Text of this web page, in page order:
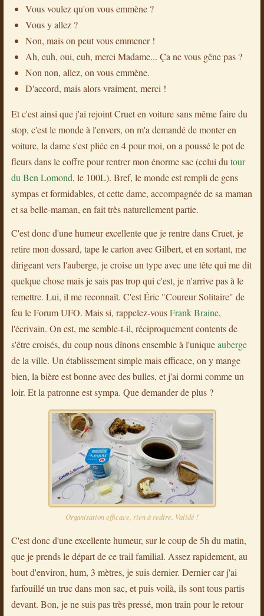
Vous voulez qu'on vous emmène ?
Vous y allez ?
Non, mais on peut vous emmener !
Ah, euh, oui, euh, merci Madame... Ça ne vous gêne pas ?
Non non, allez, on vous emmène.
D'accord, mais alors vraiment, merci !
Et c'est ainsi que j'ai rejoint Cruet en voiture sans même faire du
stop, c'est le monde à l'envers, on m'a demandé de monter en
voiture, la dame s'est pliée en 4 pour moi, on a poussé le pot de
fleurs dans le coffre pour rentrer mon énorme sac (celui du tour
du Ben Lomond, le 100L). Bref, le monde est rempli de gens
sympas et formidables, et cette dame, accompagnée de sa maman
et sa belle-maman, en fait très naturellement partie.
C'est donc d'une humeur excellente que je rentre dans Cruet, je
retire mon dossard, tape le carton avec Gilbert, et en sortant, me
dirigeant vers l'auberge, je croise un type avec une tête qui me dit
quelque chose mais je sais pas trop qui c'est, je n'arrive pas à le
remettre. Lui, il me reconnaît. C'est Éric "Coureur Solitaire" de
feu le Forum UFO. Mais si, rappelez-vousFrank Braine,
l'écrivain. On est, me semble-t-il, réciproquement contents de
s'être croisés, du coup nous dînons ensemble à l'uniqueauberge
de la ville. Un établissement simple mais efficace, on y mange
bien, la bière est bonne avec des bulles, et j'ai dormi comme un
loir. Et la patronne est sympa. Que demander de plus ?
Organisation efficace, rien à redire. Validé !
C'est donc d'une excellente humeur, sur le coup de 5h du matin,
que je prends le départ de ce trail familial. Assez rapidement, au
bout d'environ, hum, 3 mètres, je suis dernier. Dernier car j'ai
farfouillé un truc dans mon sac, et puis voilà, ils sont tous partis
devant. Bon, je ne suis pas très pressé, mon train pour le retour